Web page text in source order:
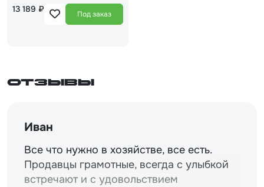
13 189 ₽ Под заказ
Отзывы
Иван
Все что нужно в хозяйстве, все есть.
Продавцы грамотные, всегда с улыбкой
встречают и с удовольствием